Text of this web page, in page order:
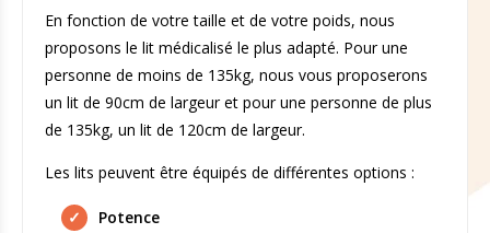
En fonction de votre taille et de votre poids, nous
proposons le lit médicalisé le plus adapté. Pour une
personne de moins de 135kg, nous vous proposerons
un lit de 90cm de largeur et pour une personne de plus
de 135kg, un lit de 120cm de largeur.
Les lits peuvent être équipés de différentes options :
Potence